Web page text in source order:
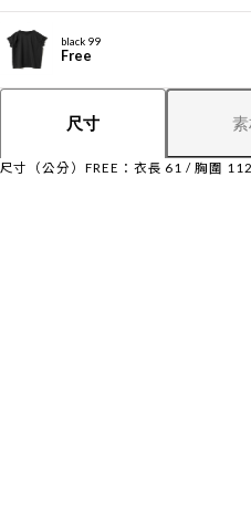
black 99
Free
尺寸
尺寸（公分）FREE：衣長 61 / 胸圍